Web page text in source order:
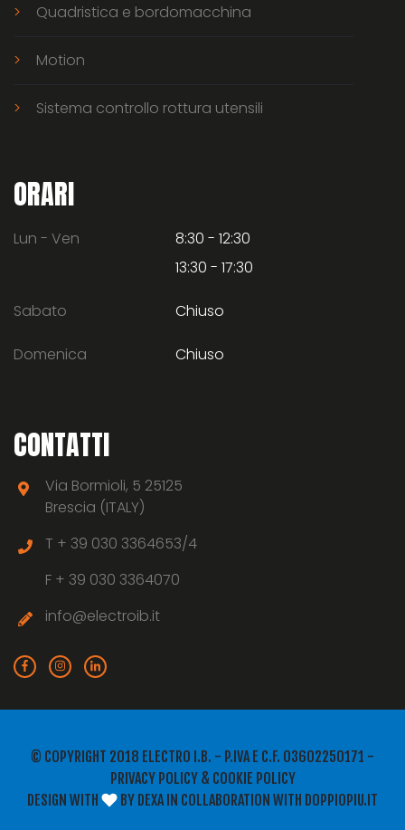
Quadristica e bordomacchina
Motion
Sistema controllo rottura utensili
ORARI
Lun - Ven
8:30 - 12:30
13:30 - 17:30
Sabato Chiuso
Domenica Chiuso
CONTATTI
Via Bormioli, 5 25125
Brescia (ITALY)
T + 39 030 3364653/4
F + 39 030 3364070
info@electroib.it
© COPYRIGHT 2018 ELECTRO I.B. - P.IVA E C.F. 03602250171 -
PRIVACY POLICY& COOKIE POLICY
DESIGN WITH
BY DEXA IN COLLABORATION WITH DOPPIOPIU.IT